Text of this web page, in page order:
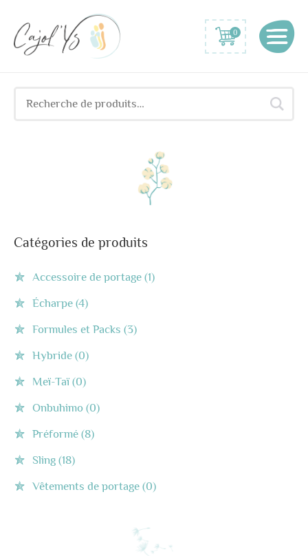
0
Recherche
Catégories de produits
Accessoire de portage (1)
Écharpe (4)
Formules et Packs (3)
Hybride (0)
Meï-Taï (0)
Onbuhimo (0)
Préformé (8)
Sling (18)
Vêtements de portage (0)